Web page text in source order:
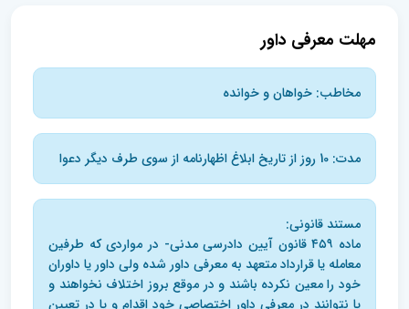
مهلت معرفی داور
مخاطب: خواهان و خوانده
مدت: 10 روز از تاریخ ابلاغ اظهارنامه از سوی طرف دیگر دعوا
مستند قانونی:
ماده ۴۵۹ قانون آیین دادرسی مدنی- در مواردی که طرفین
معامله یا قرارداد متعهد به معرفی داور شده ولی داور یا داوران
خود را معین نکرده باشند و در موقع بروز اختلاف نخواهند و
یا نتوانند در معرفی داور اختصاصی خود اقدام و یا در تعیین